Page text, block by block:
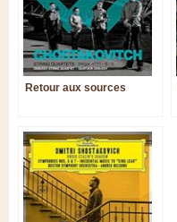
Retour aux sources